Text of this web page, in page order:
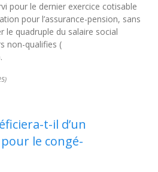
pour le dernier exercice cotisable
pour l’assurance-pension, sans
le quadruple du salaire social
non-qualifies (
t-il d’un
le congé-